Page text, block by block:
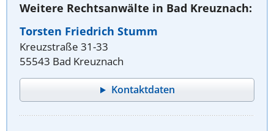
Weitere Rechtsanwälte in Bad Kreuznach:
Torsten Friedrich Stumm
Kreuzstraße 31-33
55543 Bad Kreuznach
Kontaktdaten